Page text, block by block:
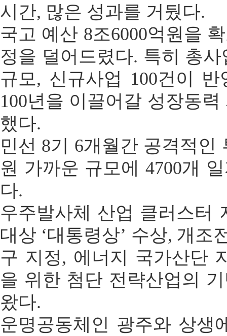
시간, 많은 성과를 거뒀다.
국고 예산 8조6000억원을
정을 덜어드렸다. 특히 총사
규모, 신규사업 100건이
100년을 이끌어갈 성장동
했다.
민선 8기 6개월간 공격적인
원 가까운 규모에 4700개
다.
우주발사체 산업 클러스터
대상 ‘대통령상’ 수상, 개조
구 지정, 에너지 국가산단
을 위한 첨단 전략산업의
왔다.
운명공동체인 광주와 상생